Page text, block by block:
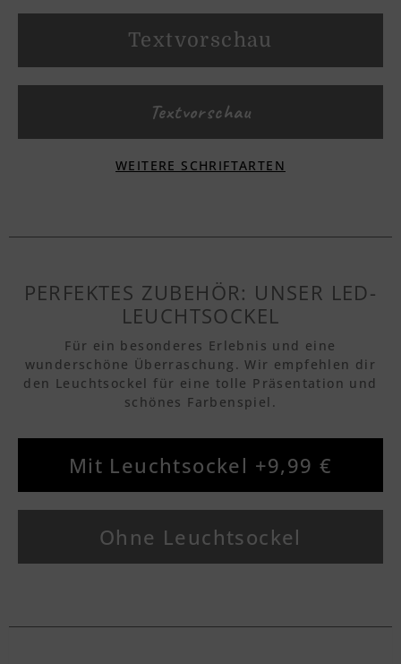
Textvorschau
Textvorschau
Textvorschau
Textvorschau
Textvorschau
Textvorschau
Textvorschau
WEITERE SCHRIFTARTEN
PERFEKTES ZUBEHÖR: UNSER LED-
LEUCHTSOCKEL
Für ein besonderes Erlebnis und eine
wunderschöne Überraschung. Wir empfehlen dir
den Leuchtsockel für eine tolle Präsentation und
schönes Farbenspiel.
Mit Leuchtsockel +9,99 €
Ohne Leuchtsockel